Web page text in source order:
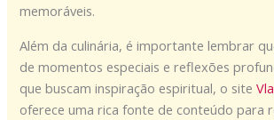
memoráveis.
Além da culinária, é importante lembrar
de momentos especiais e reflexões
que buscam inspiração espiritual, o site
oferece uma rica fonte de conteúdo para